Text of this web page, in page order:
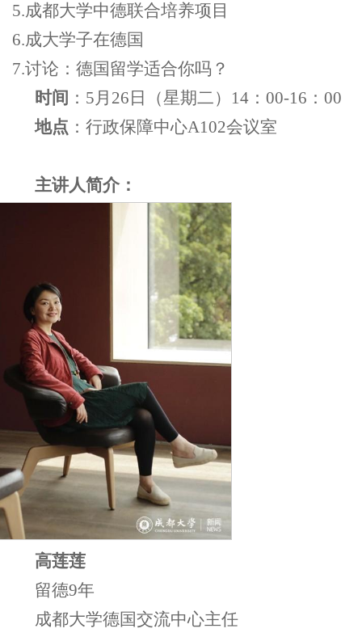
5.成都大学中德联合培养项目
6.成大学子在德国
7.讨论 ： 德国留学适合你吗？
时间 ： 5月 26 日（星期二） 14： 00-16 ： 00
地点 ：行政保障中心A102会议室
主讲人简介：
高莲莲
留德9年
成都大学德国交流中心主任